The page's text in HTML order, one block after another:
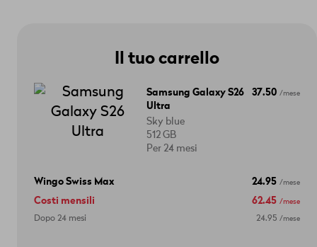
Il tuo carrello
Samsung Galaxy S26
Ultra
37.50 /mese
Sky blue
512 GB
Per 24 mesi
Wingo Swiss Max 24.95 /mese
Costi mensili 62.45 /mese
Dopo 24 mesi 24.95 /mese